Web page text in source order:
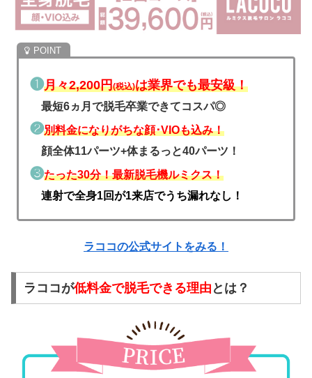
❶月々2,200円(税込)は業界でも最安級！
最短6ヵ月で脱毛卒業できてコスパ◎
❷別料金になりがちな顔･VIOも込み！
顔全体11パーツ+体まるっと40パーツ！
❸たった30分！最新脱毛機ルミクス！
連射で全身1回が1来店でうち漏れなし！
ラココの公式サイトをみる！
ラココが低料金で脱毛できる理由 とは？